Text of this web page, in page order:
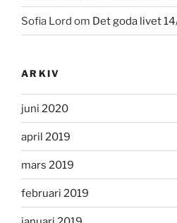
Sofia Lord om Det goda livet
ARKIV
juni 2020
april 2019
mars 2019
februari 2019